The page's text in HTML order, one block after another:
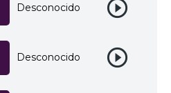
Desconocido
Desconocido